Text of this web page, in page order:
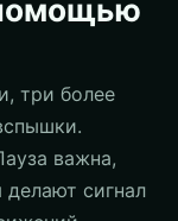
три более
важна,
сигнал